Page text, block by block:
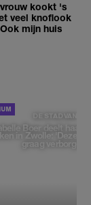
kookt 's
veel knoflook
mijn huis
DE STAD VAN
Boer deelt haar
in Zwolle: 'Deze
graag verborgen'